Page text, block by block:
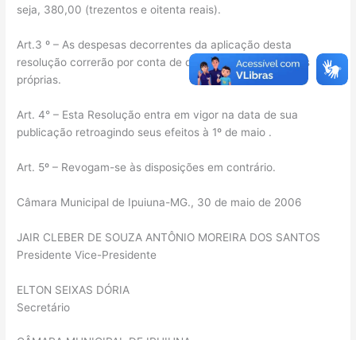
seja, 380,00 (trezentos e oitenta reais).
Art.3 º – As despesas decorrentes da aplicação desta
resolução correrão por conta de dotações orçamentárias
próprias.
Art. 4° – Esta Resolução entra em vigor na data de sua
publicação retroagindo seus efeitos à 1º de maio .
Art. 5º – Revogam-se às disposições em contrário.
Câmara Municipal de Ipuiuna-MG., 30 de maio de 2006
JAIR CLEBER DE SOUZA ANTÔNIO MOREIRA DOS SANTOS
Presidente Vice-Presidente
ELTON SEIXAS DÓRIA
Secretário